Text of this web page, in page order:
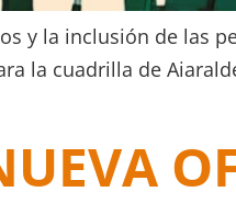
y la inclusión de las
la cuadrilla de